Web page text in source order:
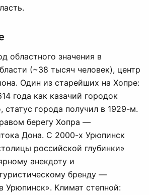
областного значения в
(~38 тысяч человек), центр
Один из старейших на Хопре:
года как казачий городок
статус города получил в 1929-м.
берегу Хопра —
Дона. С 2000-х Урюпинск
российской глубинки»
анекдоту и
бренду —
Урюпинск». Климат степной: